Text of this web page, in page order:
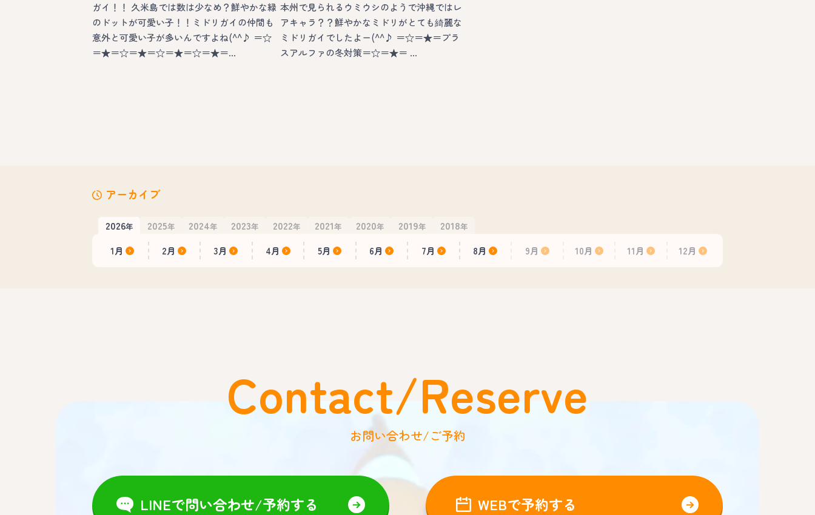
ガイ！！ 久米島では数は少なめ？鮮やかな緑
のドットが可愛い子！！ミドリガイの仲間も
意外と可愛い子が多いんですよね(^^♪ ＝☆
＝★＝☆＝★＝☆＝★＝☆＝★＝…
本州で見られるウミウシのようで沖縄ではレ
アキャラ？？鮮やかなミドリがとても綺麗な
ミドリガイでしたよー(^^♪ ＝☆＝★＝プラ
スアルファの冬対策＝☆＝★＝ …
アーカイブ
2026年 2025年 2024年 2023年 2022年 2021年 2020年 2019年 2018年
1月 2月 3月 4月 5月 6月 7月 8月 9月 10月 11月 12月
Contact/Reserve
お問い合わせ/ご予約
LINEで問い合わせ/予約する WEBで予約する